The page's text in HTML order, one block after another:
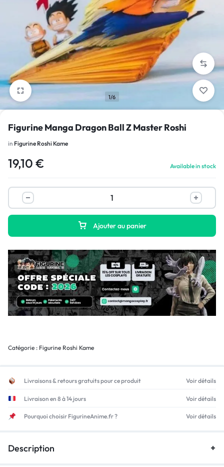
1/6
Figurine Manga Dragon Ball Z Master Roshi
in Figurine Roshi Kame
19,10 € Available in stock
Ajouter au panier
Catégorie : Figurine Roshi Kame
Livraisons & retours gratuits pour ce produit Voir détails
Livraison en 8 à 14 jours Voir détails
Pourquoi choisir FigurineAnime.fr ? Voir détails
Description